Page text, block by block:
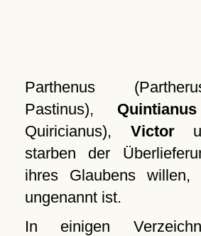
Parthenus
Pastinus), Quintianus
Quiricianus), Victor
starben der
ihres Glaubens
ungenannt ist.
In einigen